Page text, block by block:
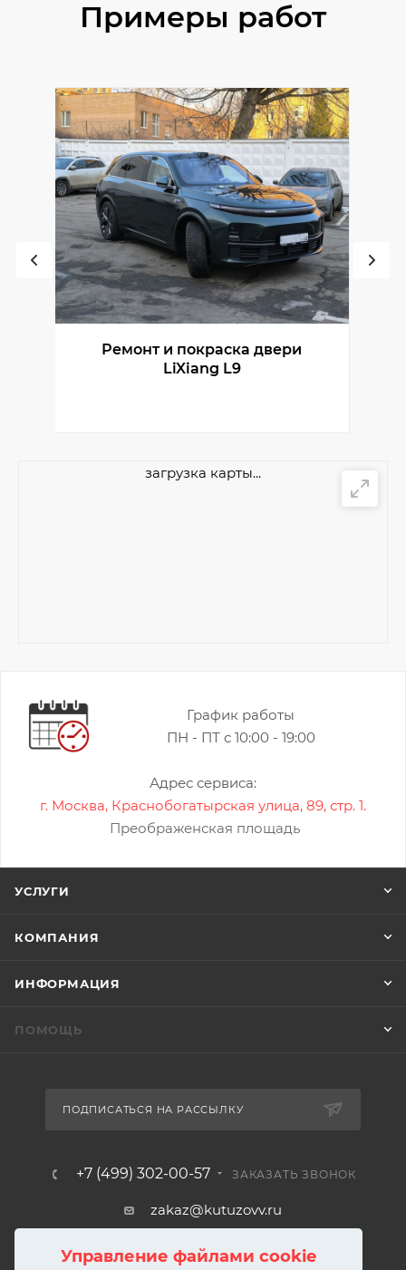
Управление файлами cookie
Примеры работ
Ремонт и покраска двери
LiXiang L9
загрузка карты...
График работы
ПН - ПТ с 10:00 - 19:00
Адрес сервиса:
г. Москва, Краснобогатырская улица, 89, стр. 1.
Преображенская площадь
УСЛУГИ
КОМПАНИЯ
ИНФОРМАЦИЯ
ПОМОЩЬ
ПОДПИСАТЬСЯ НА РАССЫЛКУ
+7 (499) 302-00-57 ЗАКАЗАТЬ ЗВОНОК
zakaz@kutuzovv.ru
г. Москва, Краснобогатырская
улица, 89, стр. 1.